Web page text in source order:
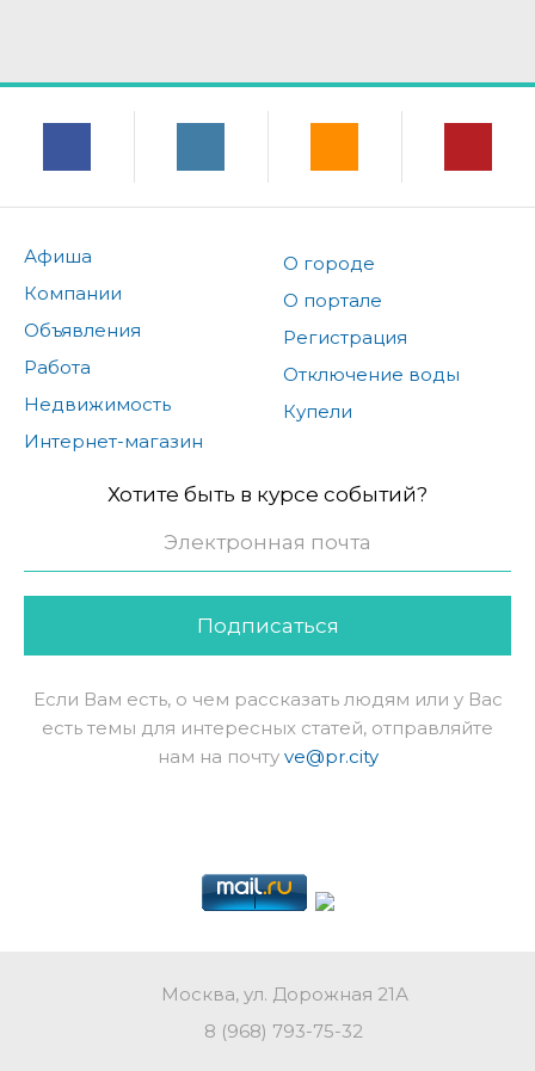
Афиша
Компании
Объявления
Работа
Недвижимость
Интернет-магазин
О городе
О портале
Регистрация
Отключение воды
Купели
Хотите быть в курсе событий?
Подписаться
Если Вам есть, о чем рассказать людям или у Вас
есть темы для интересных статей, отправляйте
нам на почту ve@pr.city
Москва, ул. Дорожная 21А
8 (968) 793-75-32